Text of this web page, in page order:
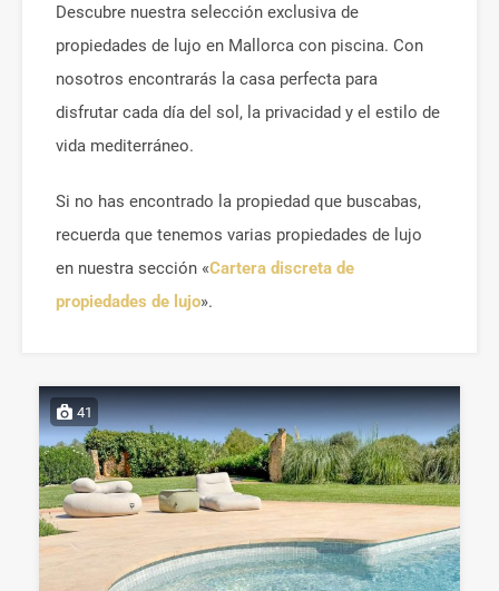
Descubre nuestra selección exclusiva de
propiedades de lujo en Mallorca con piscina. Con
nosotros encontrarás la casa perfecta para
disfrutar cada día del sol, la privacidad y el estilo de
vida mediterráneo.
Si no has encontrado la propiedad que buscabas,
recuerda que tenemos varias propiedades de lujo
en nuestra sección «Cartera discreta de
propiedades de lujo».
41